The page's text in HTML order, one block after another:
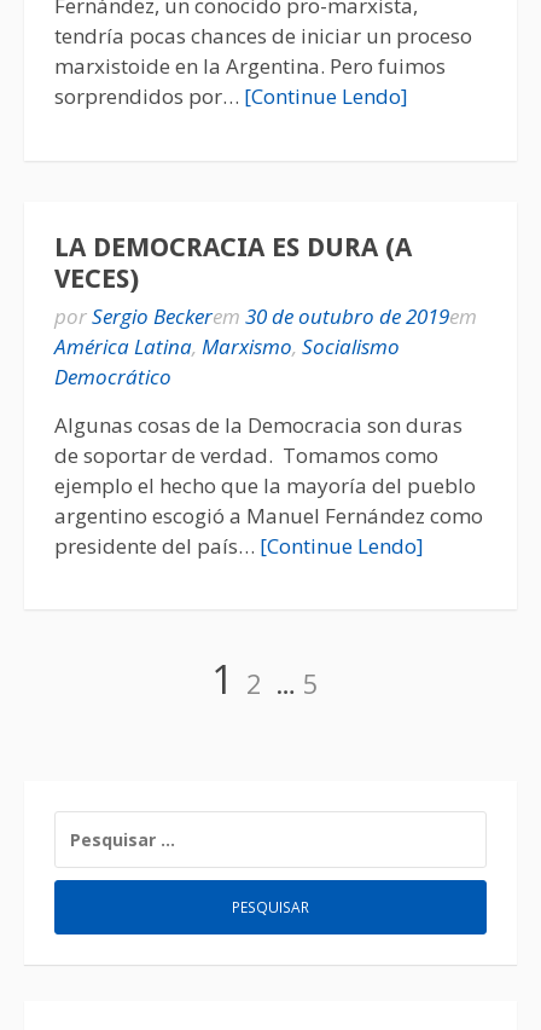
tendría pocas chances de iniciar un proceso
marxistoide en la Argentina. Pero fuimos
sorprendidos por… [Continue Lendo]
LA DEMOCRACIA ES DURA (A
VECES)
porSergio Beckerem 30 de outubro de 2019em
América Latina, Marxismo, Socialismo
Democrático
Algunas cosas de la Democracia son duras
de soportar de verdad. Tomamos como
ejemplo el hecho que la mayoría del pueblo
argentino escogió a Manuel Fernández como
presidente del país… [Continue Lendo]
1 2 … 5